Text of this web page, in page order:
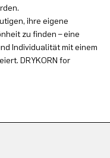
ihre eigene
zu finden – eine
Individualität mit einem
DRYKORN for